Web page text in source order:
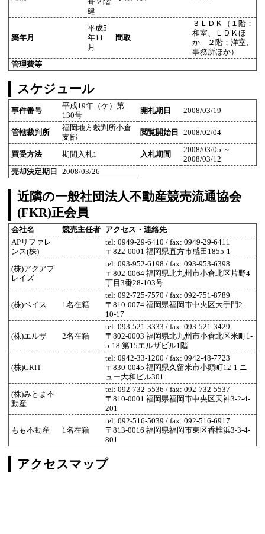
葺２階
建
築年月
平成5
年11
月
間取
３ＬＤＫ（１階：
和室、ＬＤＫほ
か ２階：洋室、
事務所ほか）
管理費等
スケジュール
事件番号
平成19年（ケ）第
130号
開札期日 2008/03/19
管轄裁判所
福岡地方裁判所小倉
支部
閲覧開始日 2008/02/04
買受方法 期間入札1 入札期間
2008/03/05 ～
2008/03/12
売却決定期日
2008/03/26
近隣の一般社団法人不動産競売流通協会
(FKR)正会員
会社名 競売主任者
アクセス・連絡先
APリファレ
ンス(株)
tel: 0949-29-6410 / fax: 0949-29-6411
〒822-0001 福岡県直方市感田1855-1
(株)アクアプ
レイズ
tel: 093-952-6198 / fax: 093-953-6398
〒802-0064 福岡県北九州市小倉北区片野4
丁目3番28-103号
(株)ベイス 1名在籍
tel: 092-725-7570 / fax: 092-751-8789
〒810-0074 福岡県福岡市中央区大手門2-
10-17
(株)エルザ 2名在籍
tel: 093-521-3333 / fax: 093-521-3429
〒802-0003 福岡県北九州市小倉北区米町1-
5-18 第15エルザビル1階
(株)GRIT
tel: 0942-33-1200 / fax: 0942-48-7723
〒830-0045 福岡県久留米市小頭町12-1 ニ
ュー大和ビル301
(株)みとま不
動産
tel: 092-732-5536 / fax: 092-732-5537
〒810-0001 福岡県福岡市中央区天神3-2-4-
201
もも不動産 1名在籍
tel: 092-516-5039 / fax: 092-516-6917
〒813-0016 福岡県福岡市東区香椎浜3-3-4-
801
アクセスマップ